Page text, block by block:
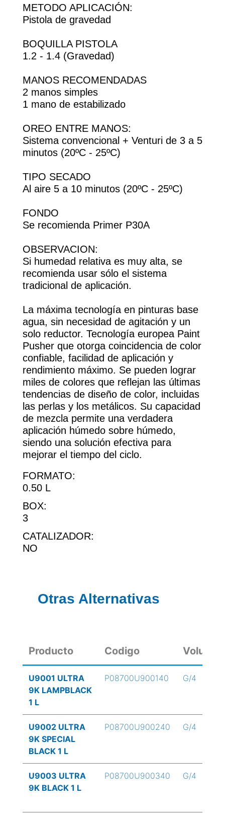
METODO APLICACIÓN:
Pistola de gravedad
BOQUILLA PISTOLA
1.2 - 1.4 (Gravedad)
MANOS RECOMENDADAS
2 manos simples
1 mano de estabilizado
OREO ENTRE MANOS:
Sistema convencional + Venturi de 3 a 5
minutos (20ºC - 25ºC)
TIPO SECADO
Al aire 5 a 10 minutos (20ºC - 25ºC)
FONDO
Se recomienda Primer P30A
OBSERVACION:
Si humedad relativa es muy alta, se
recomienda usar sólo el sistema
tradicional de aplicación.
La máxima tecnología en pinturas base
agua, sin necesidad de agitación y un
solo reductor. Tecnología europea Paint
Pusher que otorga coincidencia de color
confiable, facilidad de aplicación y
rendimiento máximo. Se pueden lograr
miles de colores que reflejan las últimas
tendencias de diseño de color, incluidas
las perlas y los metálicos. Su capacidad
de mezcla permite una verdadera
aplicación húmedo sobre húmedo,
siendo una solución efectiva para
mejorar el tiempo del ciclo.
FORMATO:
0.50 L
BOX:
3
CATALIZADOR:
NO
Otras Alternativas
Producto Codigo Volumen
U9001 ULTRA
9K LAMPBLACK
1 L
P08700U900140 G/4
U9002 ULTRA
9K SPECIAL
BLACK 1 L
P08700U900240 G/4
U9003 ULTRA
9K BLACK 1 L
P08700U900340 G/4